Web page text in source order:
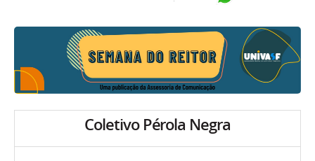
Coletivo Pérola Negra